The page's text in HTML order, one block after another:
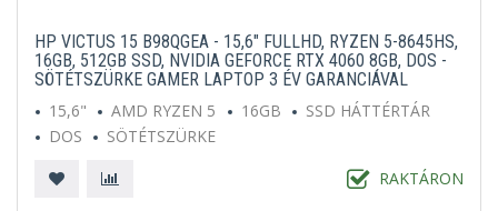
HP VICTUS 15 B98QGEA - 15,6" FULLHD, RYZEN 5-8645HS,
16GB, 512GB SSD, NVIDIA GEFORCE RTX 4060 8GB, DOS -
SÖTÉTSZÜRKE GAMER LAPTOP 3 ÉV GARANCIÁVAL
15,6"
AMD RYZEN 5 16GB
SSD HÁTTÉRTÁR
DOS
SÖTÉTSZÜRKE
RAKTÁRON